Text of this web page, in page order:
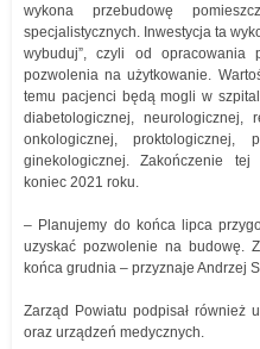
wykona przebudowę
specjalistycznych. Inwestycja ta
wybuduj”, czyli od opracowania
pozwolenia na użytkowanie.
temu pacjenci będą mogli w
diabetologicznej, neurologicznej,
onkologicznej, proktologicznej,
ginekologicznej. Zakończenie
koniec 2021 roku.
– Planujemy do końca lipca
uzyskać pozwolenie na budowę.
końca grudnia – przyznaje Andrzej
Zarząd Powiatu podpisał również
oraz urządzeń medycznych.